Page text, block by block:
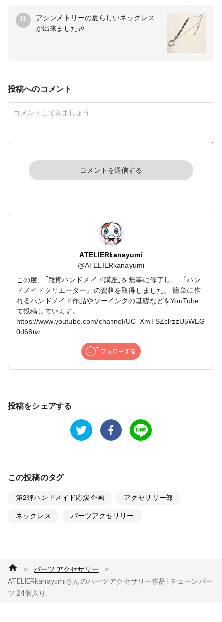
11
アシンメトリーの夏らしいネックレス
が出来ました🎶
投稿へのコメント
コメントを送信する
ATELIERkanayumi
@ATELIERkanayumi
この度、｢雑貨ハンドメイド講座｣を無事に修了し、 『ハン
ドメイドクリエーター』の資格を取得しました。 簡単に作
れるハンドメイド作品やソーイングの基礎などをYouTube
で投稿しています。
https://www.youtube.com/channel/UC_XmTSZolrzzU5WEG
0d68tw
投稿をシェアする
この投稿のタグ
第2弾ハンドメイド応援企画 アクセサリー部
ネックレス パーツアクセサリー
＞ パーツ アクセサリー ＞
ATELIERkanayumiさんのパーツ アクセサリー作品 | チェーンパー
ツ 24個入り